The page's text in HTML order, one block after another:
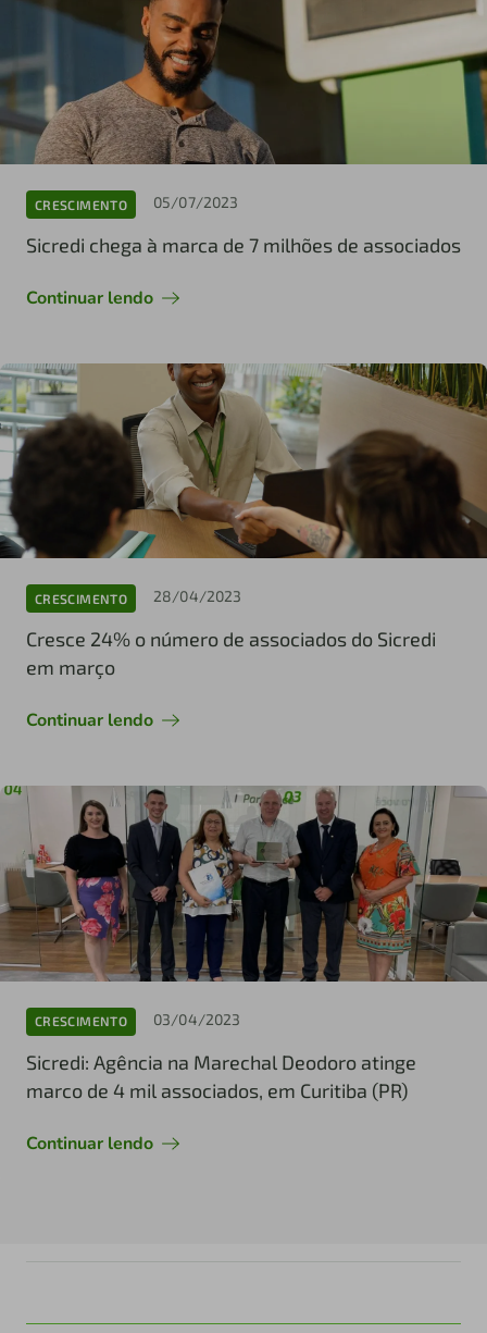
CRESCIMENTO 05/07/2023
Sicredi chega à marca de 7 milhões de associados
Continuar lendo
CRESCIMENTO 28/04/2023
Cresce 24% o número de associados do Sicredi
em março
Continuar lendo
CRESCIMENTO 03/04/2023
Sicredi: Agência na Marechal Deodoro atinge
marco de 4 mil associados, em Curitiba (PR)
Continuar lendo